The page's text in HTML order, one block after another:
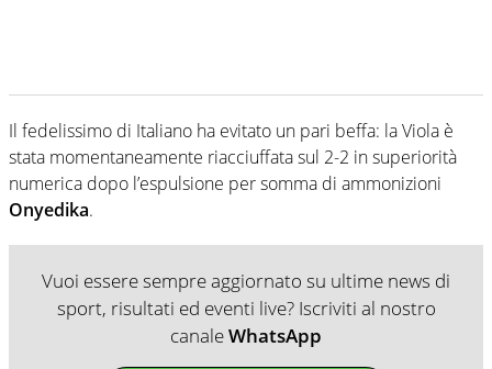
Il fedelissimo di Italiano ha evitato un pari beffa: la Viola è
stata momentaneamente riacciuffata sul 2-2 in superiorità
numerica dopo l’espulsione per somma di ammonizioni
Onyedika.
Vuoi essere sempre aggiornato su ultime news di
sport, risultati ed eventi live? Iscriviti al nostro
canaleWhatsApp